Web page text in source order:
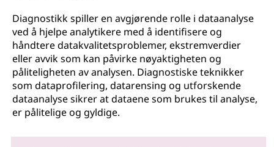
Diagnostikk spiller en avgjørende rolle i dataanalyse
ved å hjelpe analytikere med å identifisere og
håndtere datakvalitetsproblemer, ekstremverdier
eller avvik som kan påvirke nøyaktigheten og
påliteligheten av analysen. Diagnostiske teknikker
som dataprofilering, datarensing og utforskende
dataanalyse sikrer at dataene som brukes til analyse,
er pålitelige og gyldige.